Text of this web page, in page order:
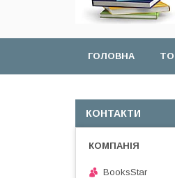
ГОЛОВНА
КОНТАКТИ
BooksStar